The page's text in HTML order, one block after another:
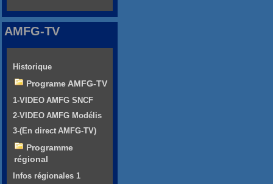
AMFG-TV
Historique
Programe AMFG-TV
1-VIDEO AMFG SNCF
2-VIDEO AMFG Modélis
3-(En direct AMFG-TV)
Programme
régional
Infos régionales 1